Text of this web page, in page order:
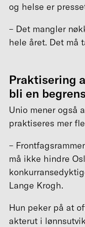
og helse er
– Det mangler
hele året. Det må
Praktisering
bli en
Unio mener også
praktiseres mer
–
må ikke hindre
Lange Krogh.
Hun peker på at
akterut i